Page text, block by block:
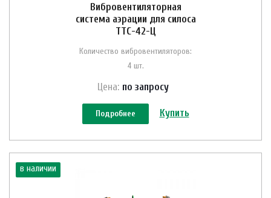
Вибровентиляторная
система аэрации для силоса
ТТС-42-Ц
Количество вибровентиляторов:
4 шт.
Цена: по запросу
Подробнее Купить
в наличии